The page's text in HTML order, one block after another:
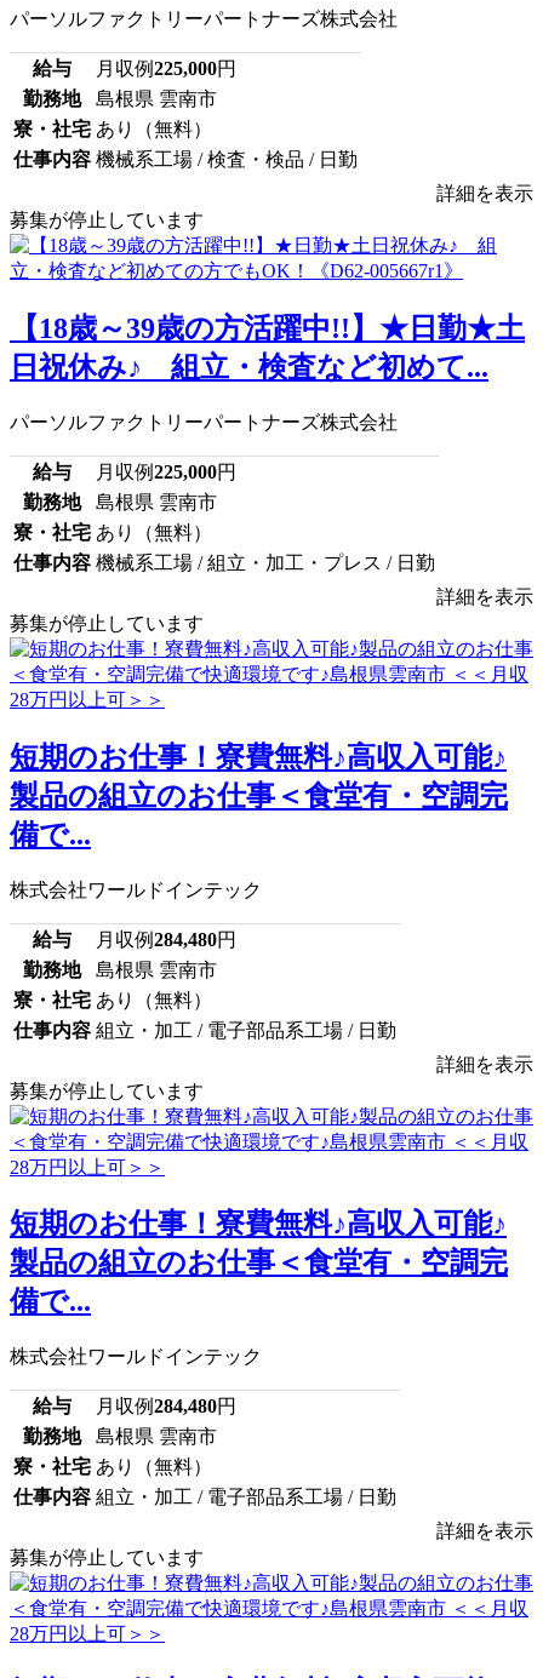
パーソルファクトリーパートナーズ株式会社
給与 月収例225,000円
勤務地
島根県 雲南市
寮・社宅 あり（無料）
仕事内容 機械系工場 / 検査・検品 / 日勤
詳細を表示
募集が停止しています
【18歳～39歳の方活躍中!!】★日勤★土
日祝休み♪ 組立・検査など初めて...
パーソルファクトリーパートナーズ株式会社
給与 月収例225,000円
勤務地
島根県 雲南市
寮・社宅 あり（無料）
仕事内容 機械系工場 / 組立・加工・プレス / 日勤
詳細を表示
募集が停止しています
短期のお仕事！寮費無料♪高収入可能♪
製品の組立のお仕事＜食堂有・空調完
備で...
株式会社ワールドインテック
給与 月収例284,480円
勤務地
島根県 雲南市
寮・社宅 あり（無料）
仕事内容 組立・加工 / 電子部品系工場 / 日勤
詳細を表示
募集が停止しています
短期のお仕事！寮費無料♪高収入可能♪
製品の組立のお仕事＜食堂有・空調完
備で...
株式会社ワールドインテック
給与 月収例284,480円
勤務地
島根県 雲南市
寮・社宅 あり（無料）
仕事内容 組立・加工 / 電子部品系工場 / 日勤
詳細を表示
募集が停止しています